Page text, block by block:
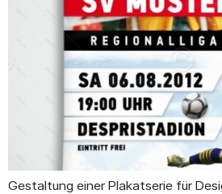
Gestaltung einer Plakatserie für